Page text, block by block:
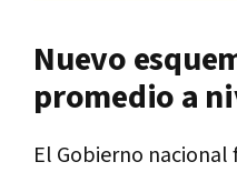
Nuevo
promedio a
El Gobierno